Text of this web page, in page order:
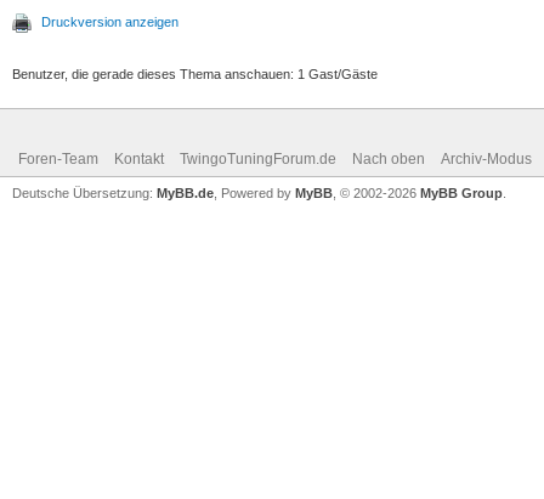
Druckversion anzeigen
Benutzer, die gerade dieses Thema anschauen: 1 Gast/Gäste
Foren-Team Kontakt TwingoTuningForum.de Nach oben Archiv-Modus
Deutsche Übersetzung: MyBB.de , Powered by MyBB , © 2002-2026 MyBB Group